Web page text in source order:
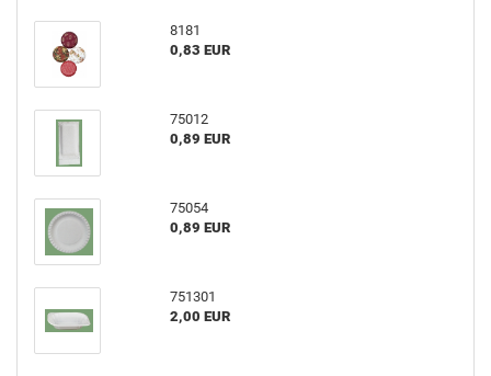
8181
0,83 EUR
75012
0,89 EUR
75054
0,89 EUR
751301
2,00 EUR